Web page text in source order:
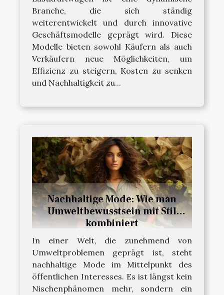
Branche, die sich ständig
weiterentwickelt und durch innovative
Geschäftsmodelle geprägt wird. Diese
Modelle bieten sowohl Käufern als auch
Verkäufern neue Möglichkeiten, um
Effizienz zu steigern, Kosten zu senken
und Nachhaltigkeit zu...
Nachhaltige Mode: Wie man
Umweltbewusstsein mit Stil
kombiniert
In einer Welt, die zunehmend von
Umweltproblemen geprägt ist, steht
nachhaltige Mode im Mittelpunkt des
öffentlichen Interesses. Es ist längst kein
Nischenphänomen mehr, sondern ein